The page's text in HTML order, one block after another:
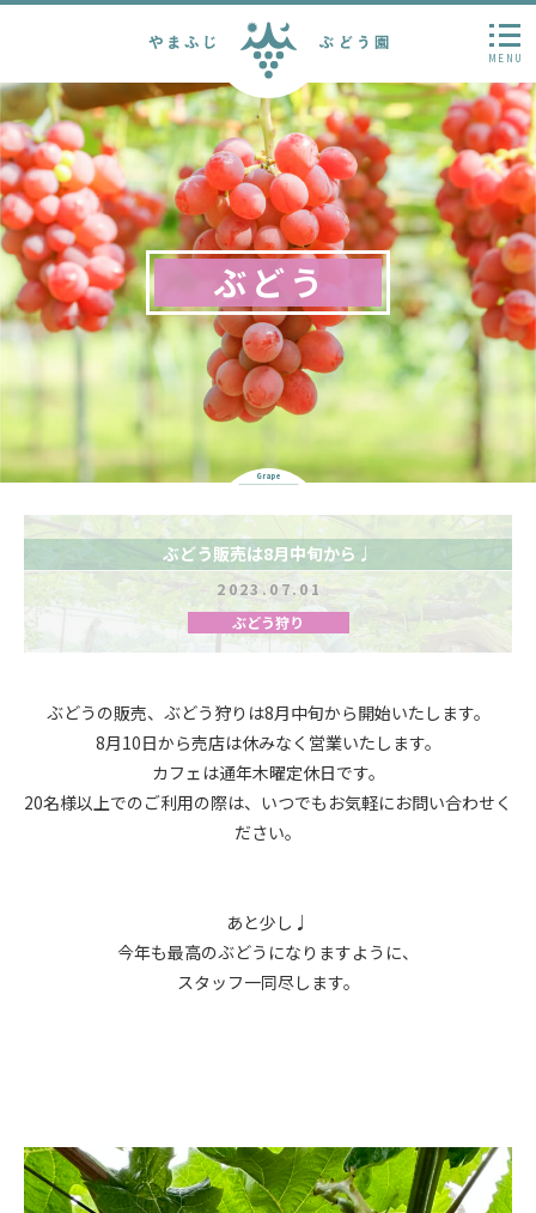
MENU
ぶどう
Grape
ぶどう販売は8月中旬から♩
2023.07.01
ぶどう狩り
ぶどうの販売、ぶどう狩りは8月中旬から開始いたします。
8月10日から売店は休みなく営業いたします。
カフェは通年木曜定休日です。
20名様以上でのご利用の際は、いつでもお気軽にお問い合わせく
ださい。
あと少し♩
今年も最高のぶどうになりますように、
スタッフ一同尽します。